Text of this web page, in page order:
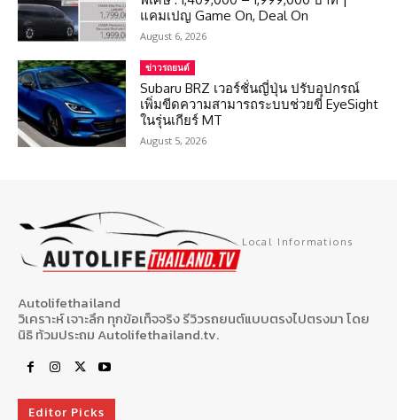
แคมเปญ Game On, Deal On
August 6, 2026
ข่าวรถยนต์
Subaru BRZ เวอร์ชั่นญี่ปุ่น ปรับอุปกรณ์
เพิ่มขีดความสามารถระบบช่วยขี่ EyeSight
ในรุ่นเกียร์ MT
August 5, 2026
Local Informations
Autolifethailand
วิเคราะห์ เจาะลึก ทุกข้อเท็จจริง รีวิวรถยนต์แบบตรงไปตรงมา โดย
นิธิ ท้วมประถม Autolifethailand.tv.
Editor Picks